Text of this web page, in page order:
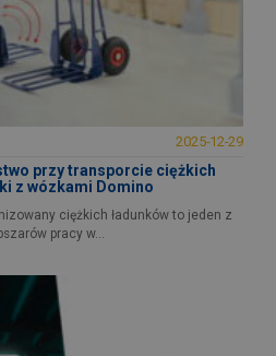
2025-12-29
przy transporcie ciężkich
z wózkami Domino
ciężkich ładunków to jeden z
pracy w...